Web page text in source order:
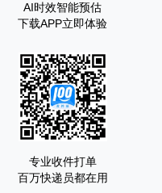
AI时效智能预估
下载APP立即体验
专业收件打单
百万快递员都在用